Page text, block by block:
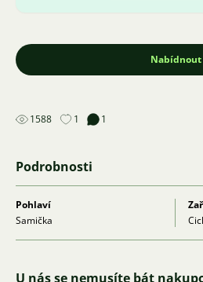
Nabídnout
1588 1 1
Podrobnosti
Pohlaví
Samička
U nás se nemusíte bát